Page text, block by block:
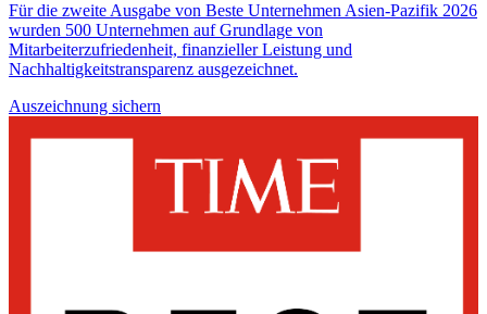
Für die zweite Ausgabe von Beste Unternehmen Asien-Pazifik 2026
wurden 500 Unternehmen auf Grundlage von
Mitarbeiterzufriedenheit, finanzieller Leistung und
Nachhaltigkeitstransparenz ausgezeichnet.
Auszeichnung sichern